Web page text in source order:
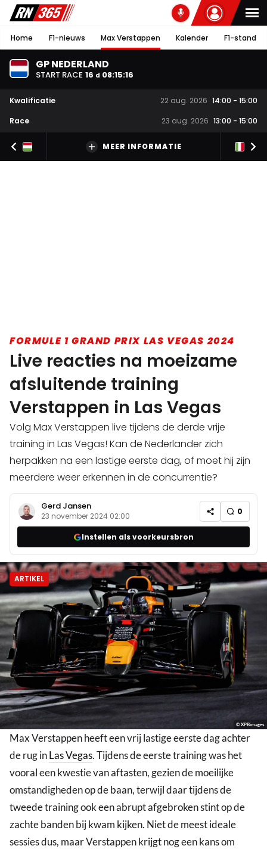
Home F1-nieuws Max Verstappen Kalender F1-stand
GP NEDERLAND
START RACE 16 d 08:15:15
Kwalificatie 22 aug. 2026 14:00 - 15:00
Race
23 aug. 2026 13:00 - 15:00
MEER INFORMATIE
FORMULE 1 GRAND PRIX LAS VEGAS 2024
Live reacties na moeizame
afsluitende training
Verstappen in Las Vegas
Volg Max Verstappen live tijdens de derde vrije
training in Las Vegas! Kan de Nederlander zich
herpakken na een lastige eerste dag, of moet hij zijn
meerdere weer erkennen in de concurrentie?
Gerd Jansen
23 november 2024 02:00 0
Instellen als voorkeursbron
ARTIKEL
© XPBimages
Max Verstappen heeft een vrij lastige eerste dag achter
de rug inLas Vegas. Tijdens de eerste training was het
vooral een kwestie van aftasten, gezien de moeilijke
omstandigheden op de baan, terwijl daar tijdens de
tweede training ook een abrupt afgebroken stint op de
zachte banden bij kwam kijken. Niet de meest ideale
sessies dus, maar Verstappen krijgt nog een kans om